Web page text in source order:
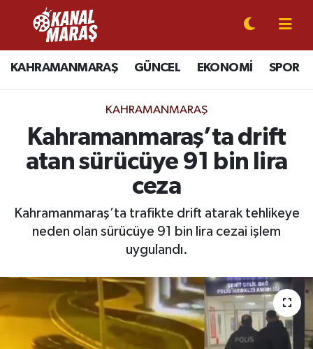
KAHRAMANMARAŞ GÜNCEL EKONOMİ SPOR
KAHRAMANMARAŞ
Kahramanmaraş’ta drift
atan sürücüye 91 bin lira
ceza
Kahramanmaraş’ta trafikte drift atarak tehlikeye
neden olan sürücüye 91 bin lira cezai işlem
uygulandı.
CANLI YAYIN
KAHRAMANMARAŞ
SPOR
EKONOMİ
MAGAZİN
SAĞLIK
Kahramanmaraş Nöbetçi Eczaneler
Kahramanmaraş Hava Durumu
Kahramanmaraş Trafik Yoğunluk Haritası
Süper Lig Puan Durumu ve Fikstür
Tüm Manşetler
Haber Arşivi